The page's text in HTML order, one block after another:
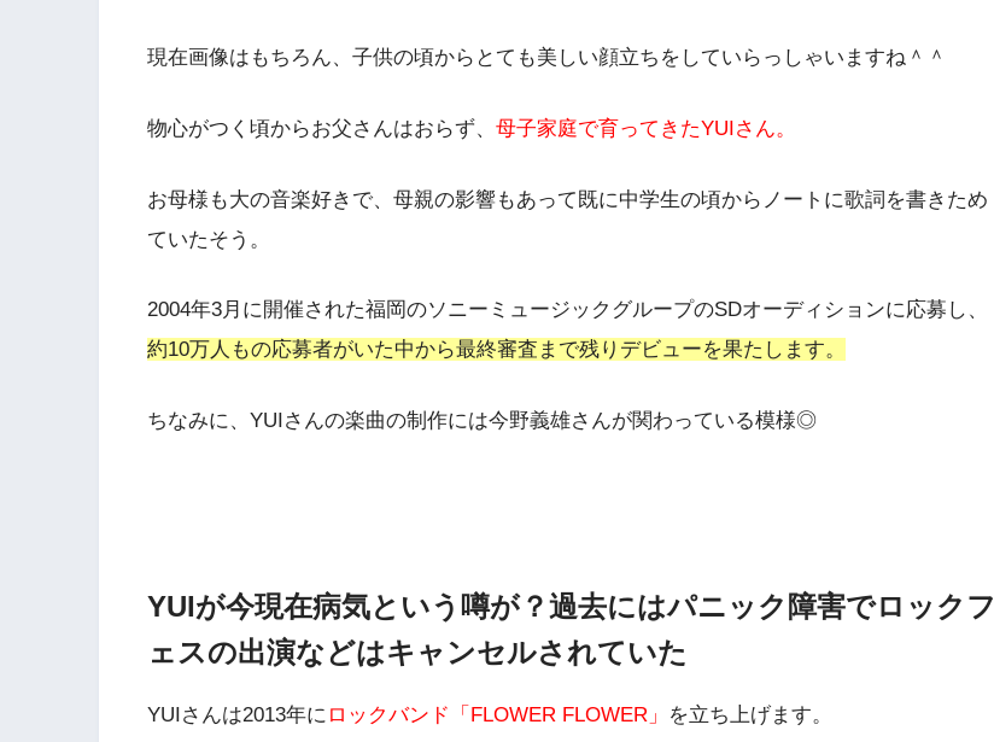
現在画像はもちろん、子供の頃からとても美しい顔立ちをしていらっしゃいますね＾＾
物心がつく頃からお父さんはおらず、 母子家庭で育ってきたYUIさん。
お母様も大の音楽好きで、母親の影響もあって既に中学生の頃からノートに歌詞を書きため
ていたそう。
2004年3月に開催された福岡のソニーミュージックグループのSDオーディションに応募し、
約10万人もの応募者がいた中から最終審査まで残りデビューを果たします。
ちなみに、YUIさんの楽曲の制作には今野義雄さんが関わっている模様◎
YUIが今現在病気という噂が？過去にはパニック障害でロックフ
ェスの出演などはキャンセルされていた
YUIさんは2013年に ロックバンド「FLOWER FLOWER」 を立ち上げます。